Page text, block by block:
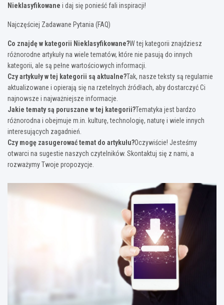
Nieklasyfikowane i daj się ponieść fali inspiracji!
Najczęściej Zadawane Pytania (FAQ)
Co znajdę w kategorii Nieklasyfikowane?W tej kategorii znajdziesz
różnorodne artykuły na wiele tematów, które nie pasują do innych
kategorii, ale są pełne wartościowych informacji.
Czy artykuły w tej kategorii są aktualne?Tak, nasze teksty są regularnie
aktualizowane i opierają się na rzetelnych źródłach, aby dostarczyć Ci
najnowsze i najważniejsze informacje.
Jakie tematy są poruszane w tej kategorii?Tematyka jest bardzo
różnorodna i obejmuje m.in. kulturę, technologię, naturę i wiele innych
interesujących zagadnień.
Czy mogę zasugerować temat do artykułu?Oczywiście! Jesteśmy
otwarci na sugestie naszych czytelników. Skontaktuj się z nami, a
rozważymy Twoje propozycje.